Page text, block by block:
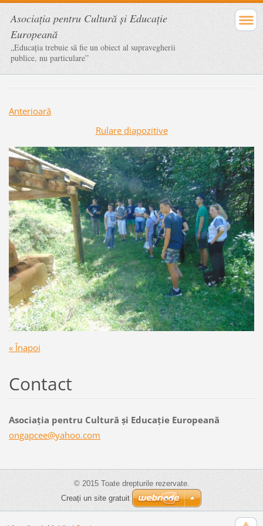
Asociaţia pentru Cultură şi Educaţie
Europeană
„Educația trebuie să fie un obiect al supravegherii
publice, nu particulare”
Anterioară
Rulare diapozitive
« Înapoi
Contact
Asociaţia pentru Cultură şi Educaţie Europeană
ongapcee@yahoo.com
© 2015 Toate drepturile rezervate.
Creați un site gratuit